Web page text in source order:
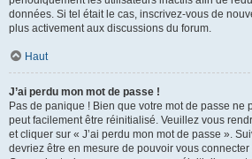
données. Si tel était le cas, inscrivez-vous de
plus activement aux discussions du forum.
Haut
J’ai perdu mon mot de passe !
Pas de panique ! Bien que votre mot de passe ne
peut facilement être réinitialisé. Veuillez vous
et cliquer sur « J’ai perdu mon mot de passe ».
devriez être en mesure de pouvoir vous